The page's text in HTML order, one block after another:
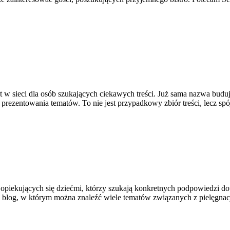
sieci dla osób szukających ciekawych treści. Już sama nazwa
tematów. To nie jest przypadkowy zbiór treści, lecz
się dziećmi, którzy szukają konkretnych podpowiedzi
w którym można znaleźć wiele tematów związanych z